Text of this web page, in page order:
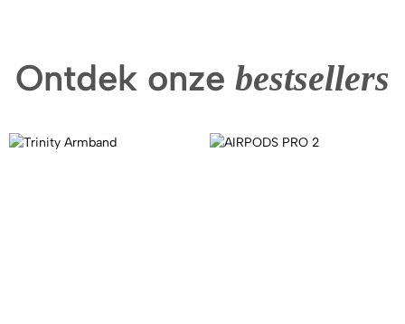
Ontdek onze bestsellers